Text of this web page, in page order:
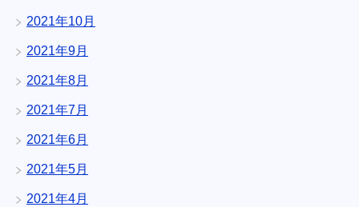
2021年10月
2021年9月
2021年8月
2021年7月
2021年6月
2021年5月
2021年4月